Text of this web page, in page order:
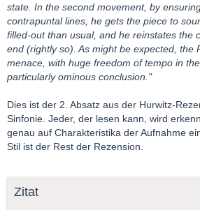
state. In the second movement, by
contrapuntal lines, he gets the piece to
filled-out than usual, and he reinstates the
end (rightly so). As might be expected, the
menace, with huge freedom of tempo in
particularly ominous conclusion."
Dies ist der 2. Absatz aus der Hurwitz-
Sinfonie. Jeder, der lesen kann, wird
genau auf Charakteristika der Aufnahme
Stil ist der Rest der Rezension.
Zitat